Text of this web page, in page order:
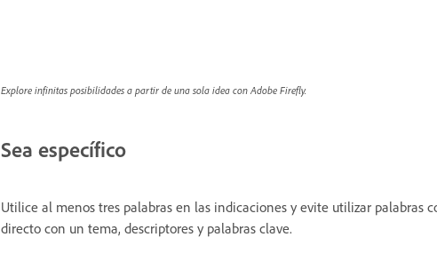
Explore infinitas posibilidades a partir de una sola idea con Adobe Firefly.
Sea específico
Utilice al menos tres palabras en las indicaciones y evite utilizar palabras
directo con un tema, descriptores y palabras clave.